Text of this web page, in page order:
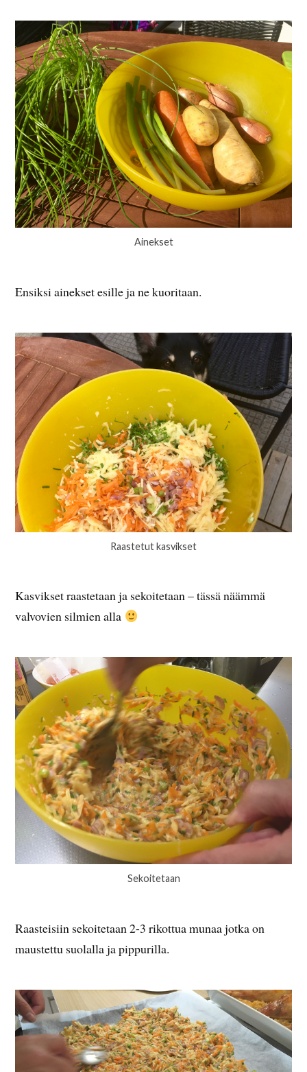
Ainekset
Ensiksi ainekset esille ja ne kuoritaan.
Raastetut kasvikset
Kasvikset raastetaan ja sekoitetaan – tässä näämmä
valvovien silmien alla
Sekoitetaan
Raasteisiin sekoitetaan 2-3 rikottua munaa jotka on
maustettu suolalla ja pippurilla.